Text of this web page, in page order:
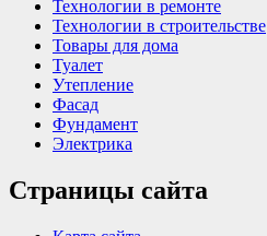
Технологии в ремонте
Технологии в строительстве
Товары для дома
Туалет
Утепление
Фасад
Фундамент
Электрика
Страницы сайта